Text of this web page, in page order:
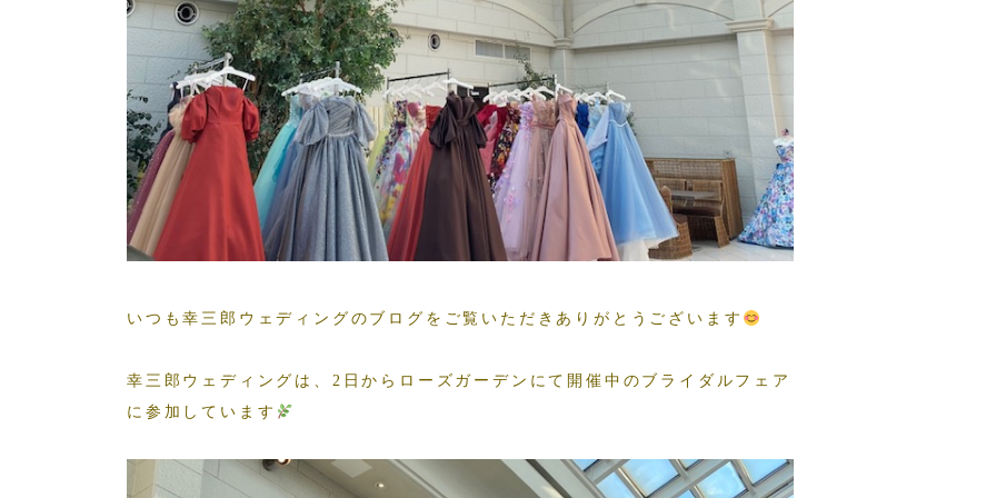
いつも幸三郎ウェディングのブログをご覧いただきありがとうございます
幸三郎ウェディングは、2日からローズガーデンにて開催中のブライダルフェア
に参加しています